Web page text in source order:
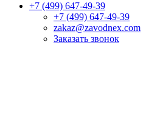
+7 (499) 647-49-39
+7 (499) 647-49-39
zakaz@zavodnex.сom
Заказать звонок